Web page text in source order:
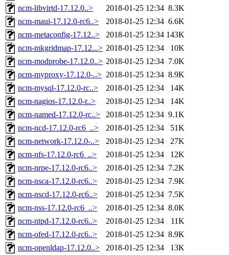
ncm-libvirtd-17.12.0..>
2018-01-25 12:34 8.3K
ncm-maui-17.12.0-rc6..>
2018-01-25 12:34 6.6K
ncm-metaconfig-17.12..>
2018-01-25 12:34 143K
ncm-mkgridmap-17.12...> 2018-01-25 12:34
10K
ncm-modprobe-17.12.0..> 2018-01-25 12:34 7.0K
ncm-myproxy-17.12.0-..> 2018-01-25 12:34 8.9K
ncm-mysql-17.12.0-rc..>
2018-01-25 12:34
14K
ncm-nagios-17.12.0-r..>
2018-01-25 12:34
14K
ncm-named-17.12.0-rc..>
2018-01-25 12:34 9.1K
ncm-ncd-17.12.0-rc6_..>
2018-01-25 12:34
51K
ncm-network-17.12.0-..>
2018-01-25 12:34
27K
ncm-nfs-17.12.0-rc6_..>
2018-01-25 12:34
12K
ncm-nrpe-17.12.0-rc6..>
2018-01-25 12:34 7.2K
ncm-nsca-17.12.0-rc6..>
2018-01-25 12:34 7.9K
ncm-nscd-17.12.0-rc6..>
2018-01-25 12:34 7.5K
ncm-nss-17.12.0-rc6_..>
2018-01-25 12:34 8.0K
ncm-ntpd-17.12.0-rc6..>
2018-01-25 12:34
11K
ncm-ofed-17.12.0-rc6..>
2018-01-25 12:34 8.9K
ncm-openldap-17.12.0..>
2018-01-25 12:34
13K